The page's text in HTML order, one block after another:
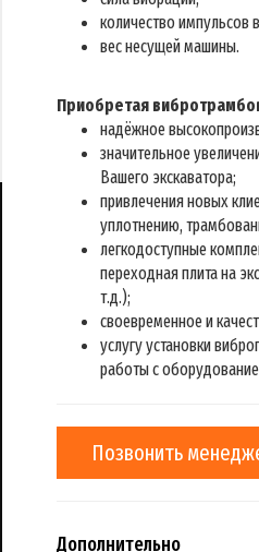
количество импульсов
вес несущей машины.
Приобретая
надёжное
значительное
Вашего экскаватора;
привлечения новых
уплотнению,
легкодоступные
переходная плита на
т.д.);
своевременное и
услугу установки
работы с
Позвонить
Дополнительно